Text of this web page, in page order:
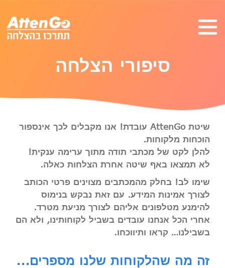
סיפורי הצלחה
שיטת AttenGo עובדת!
אנו מקבלים לכך אינספור
הוכחות מלקוחות.
להלן לקט של מכתבי תודה מתוך ערימה ענקית!
לא תמצאו באף שיטה אחרת הצלחות כאלה.
שימו לב! בחלק מהמכתבים מצוינים פרטי הכותב
לצורך אמינות המידע. עם זאת נבקש בנימוס
להימנע מטלפונים אליהם לצורך מניעת מטרד.
אחרי הכל אנחנו עובדים בשביל לקוחותינו, ולא הם
בשבילנו… קראו ותיווכחו.
זה מה שהלקוחות שלנו מספרים...